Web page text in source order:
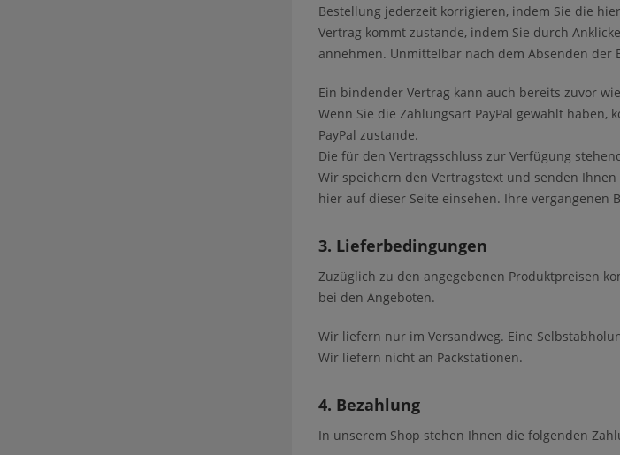
Bestellung jederzeit korrigieren, indem Sie die
Vertrag kommt zustande, indem Sie durch
annehmen. Unmittelbar nach dem Absenden der
Ein bindender Vertrag kann auch bereits zuvor
Wenn Sie die Zahlungsart PayPal gewählt
PayPal zustande.
Die für den Vertragsschluss zur Verfügung
Wir speichern den Vertragstext und senden
hier auf dieser Seite einsehen. Ihre
3. Lieferbedingungen
Zuzüglich zu den angegebenen Produktpreisen
bei den Angeboten.
Wir liefern nur im Versandweg. Eine
Wir liefern nicht an Packstationen.
4. Bezahlung
In unserem Shop stehen Ihnen die folgenden